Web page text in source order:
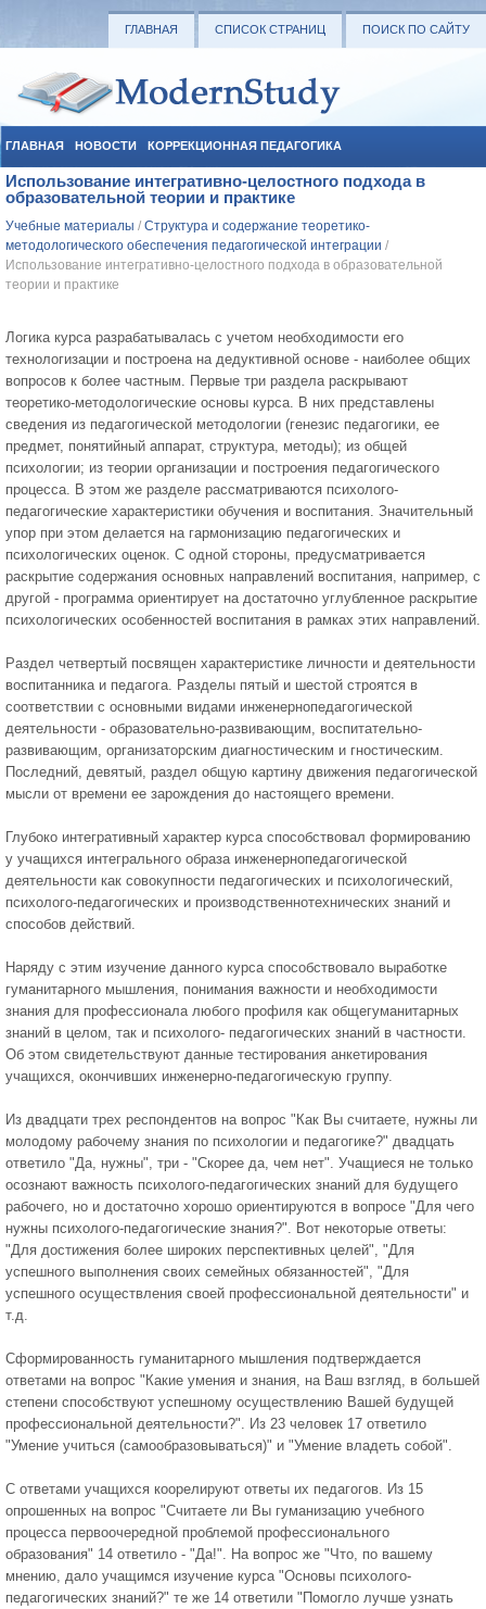
ГЛАВНАЯ СПИСОК СТРАНИЦ ПОИСК ПО САЙТУ
ГЛАВНАЯ НОВОСТИ КОРРЕКЦИОННАЯ ПЕДАГОГИКА
СОЦИАЛЬНАЯ ПЕДАГОГИКА УЧЕБНЫЕ МАТЕРИАЛЫ
Использование интегративно-целостного подхода в
образовательной теории и практике
Учебные материалы / Структура и содержание теоретико-
методологического обеспечения педагогической интеграции /
Использование интегративно-целостного подхода в образовательной
теории и практике
Логика курса разрабатывалась с учетом необходимости его
технологизации и построена на дедуктивной основе - наиболее общих
вопросов к более частным. Первые три раздела раскрывают
теоретико-методологические основы курса. В них представлены
сведения из педагогической методологии (генезис педагогики, ее
предмет, понятийный аппарат, структура, методы); из общей
психологии; из теории организации и построения педагогического
процесса. В этом же разделе рассматриваются психолого-
педагогические характеристики обучения и воспитания. Значительный
упор при этом делается на гармонизацию педагогических и
психологических оценок. С одной стороны, предусматривается
раскрытие содержания основных направлений воспитания, например, с
другой - программа ориентирует на достаточно углубленное раскрытие
психологических особенностей воспитания в рамках этих направлений.
Раздел четвертый посвящен характеристике личности и деятельности
воспитанника и педагога. Разделы пятый и шестой строятся в
соответствии с основными видами инженернопедагогической
деятельности - образовательно-развивающим, воспитательно-
развивающим, организаторским диагностическим и гностическим.
Последний, девятый, раздел общую картину движения педагогической
мысли от времени ее зарождения до настоящего времени.
Глубоко интегративный характер курса способствовал формированию
у учащихся интегрального образа инженернопедагогической
деятельности как совокупности педагогических и психологический,
психолого-педагогических и производственнотехнических знаний и
способов действий.
Наряду с этим изучение данного курса способствовало выработке
гуманитарного мышления, понимания важности и необходимости
знания для профессионала любого профиля как общегуманитарных
знаний в целом, так и психолого- педагогических знаний в частности.
Об этом свидетельствуют данные тестирования анкетирования
учащихся, окончивших инженерно-педагогическую группу.
Из двадцати трех респондентов на вопрос "Как Вы считаете, нужны ли
молодому рабочему знания по психологии и педагогике?" двадцать
ответило "Да, нужны", три - "Скорее да, чем нет". Учащиеся не только
осознают важность психолого-педагогических знаний для будущего
рабочего, но и достаточно хорошо ориентируются в вопросе "Для чего
нужны психолого-педагогические знания?". Вот некоторые ответы:
"Для достижения более широких перспективных целей", "Для
успешного выполнения своих семейных обязанностей", "Для
успешного осуществления своей профессиональной деятельности" и
т.д.
Сформированность гуманитарного мышления подтверждается
ответами на вопрос "Какие умения и знания, на Ваш взгляд, в большей
степени способствуют успешному осуществлению Вашей будущей
профессиональной деятельности?". Из 23 человек 17 ответило
"Умение учиться (самообразовываться)" и "Умение владеть собой".
С ответами учащихся коорелируют ответы их педагогов. Из 15
опрошенных на вопрос "Считаете ли Вы гуманизацию учебного
процесса первоочередной проблемой профессионального
образования" 14 ответило - "Да!". На вопрос же "Что, по вашему
мнению, дало учащимся изучение курса "Основы психолого-
педагогических знаний?" те же 14 ответили "Помогло лучше узнать